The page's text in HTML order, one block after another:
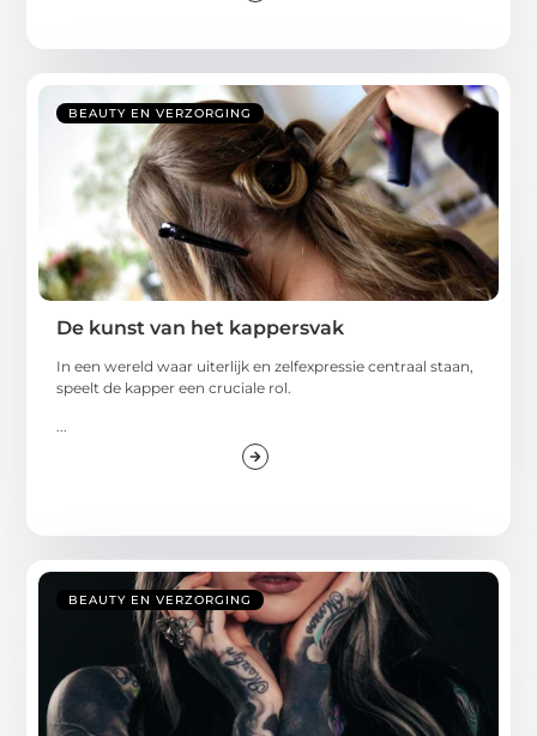
BEAUTY EN VERZORGING
De kunst van het kappersvak
In een wereld waar uiterlijk en zelfexpressie centraal staan,
speelt de kapper een cruciale rol.
...
BEAUTY EN VERZORGING